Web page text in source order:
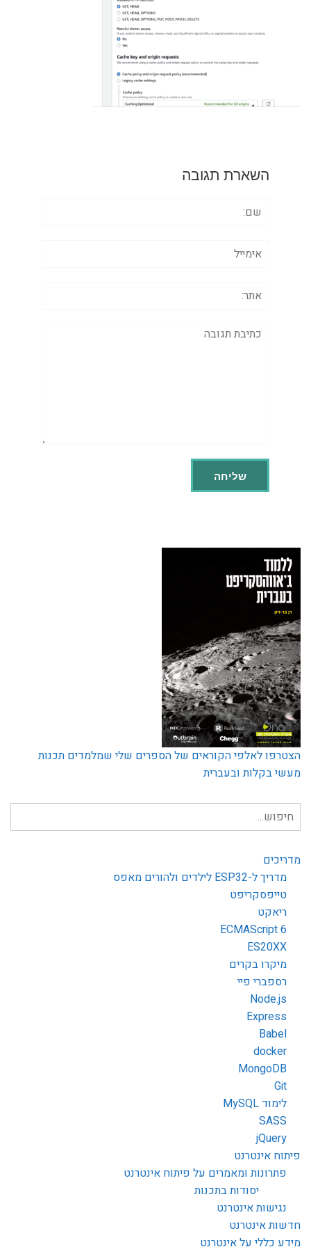
השארת תגובה
תגובה
הצטרפו לאלפי הקוראים של הספרים שלי שמלמדים תכנות
מעשי בקלות ובעברית
חיפוש
עבור:
מדריכים
מדריך ל-ESP32 לילדים ולהורים מאפס
טייפסקריפט
ריאקט
ECMAScript 6
ES20XX
מיקרו בקרים
רספברי פיי
Node.js
Express
Babel
docker
MongoDB
Git
לימוד MySQL
SASS
jQuery
פיתוח אינטרנט
פתרונות ומאמרים על פיתוח אינטרנט
יסודות בתכנות
נגישות אינטרנט
חדשות אינטרנט
מידע כללי על אינטרנט